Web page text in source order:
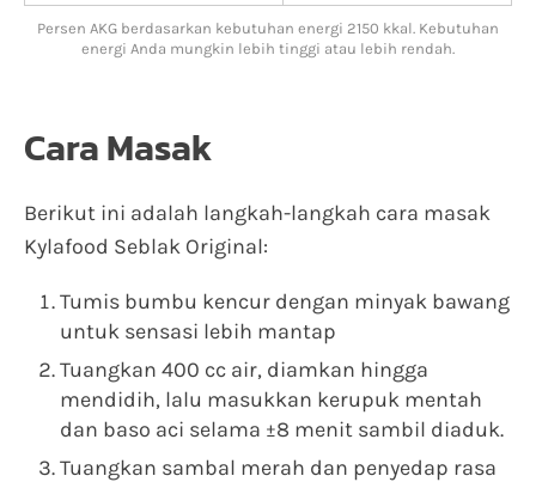
Persen AKG berdasarkan kebutuhan energi 2150 kkal. Kebutuhan
energi Anda mungkin lebih tinggi atau lebih rendah.
Cara Masak
Berikut ini adalah langkah-langkah cara masak
Kylafood Seblak Original:
Tumis bumbu kencur dengan minyak bawang
untuk sensasi lebih mantap
Tuangkan 400 cc air, diamkan hingga
mendidih, lalu masukkan kerupuk mentah
dan baso aci selama ±8 menit sambil diaduk.
Tuangkan sambal merah dan penyedap rasa